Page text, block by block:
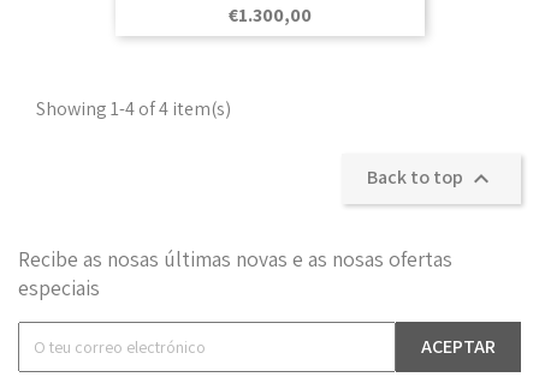
Prezo
€1.300,00
Showing 1-4 of 4 item(s)
Back to top 
Recibe as nosas últimas novas e as nosas ofertas
especiais